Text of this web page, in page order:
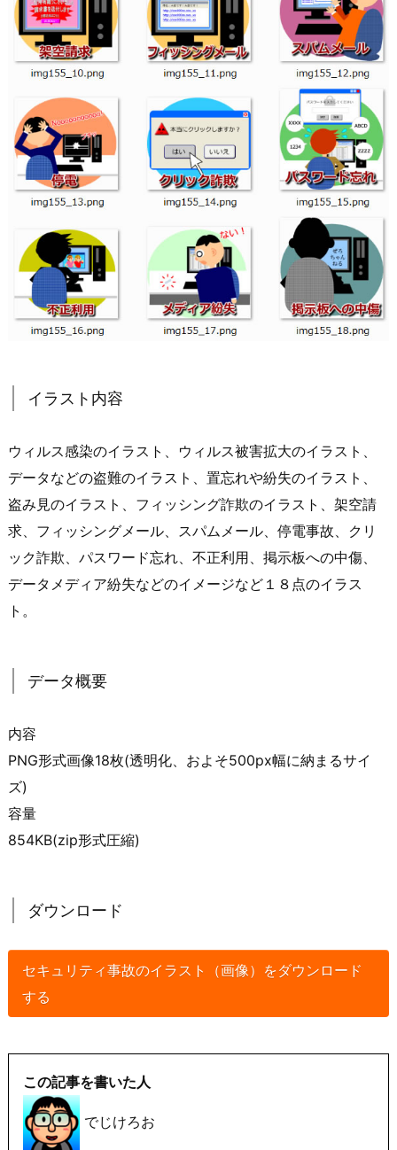
イラスト内容
ウィルス感染のイラスト、ウィルス被害拡大のイラスト、
データなどの盗難のイラスト、置忘れや紛失のイラスト、
盗み見のイラスト、フィッシング詐欺のイラスト、架空請
求、フィッシングメール、スパムメール、停電事故、クリ
ック詐欺、パスワード忘れ、不正利用、掲示板への中傷、
データメディア紛失などのイメージなど１８点のイラス
ト。
データ概要
内容
PNG形式画像18枚(透明化、およそ500px幅に納まるサイ
ズ)
容量
854KB(zip形式圧縮)
ダウンロード
セキュリティ事故のイラスト（画像）をダウンロード
する
この記事を書いた人
でじけろお